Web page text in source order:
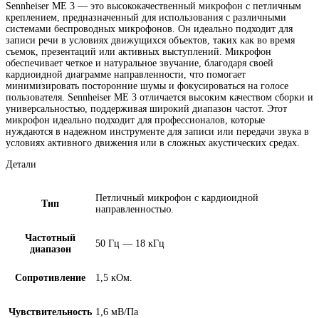
Sennheiser ME 3 — это высококачественный микрофон с петличным
креплением, предназначенный для использования с различными
системами беспроводных микрофонов. Он идеально подходит для
записи речи в условиях движущихся объектов, таких как во время
съемок, презентаций или активных выступлений. Микрофон
обеспечивает четкое и натуральное звучание, благодаря своей
кардиоидной диаграмме направленности, что помогает
минимизировать посторонние шумы и фокусироваться на голосе
пользователя. Sennheiser ME 3 отличается высоким качеством сборки и
универсальностью, поддерживая широкий диапазон частот. Этот
микрофон идеально подходит для профессионалов, которые
нуждаются в надежном инструменте для записи или передачи звука в
условиях активного движения или в сложных акустических средах.
Детали
Тип
Петличный микрофон с кардиоидной
направленностью.
Частотный
диапазон
50 Гц — 18 кГц
Сопротивление 1,5 кОм.
Чувствительность 1,6 мВ/Па